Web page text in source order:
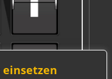
einsetzen